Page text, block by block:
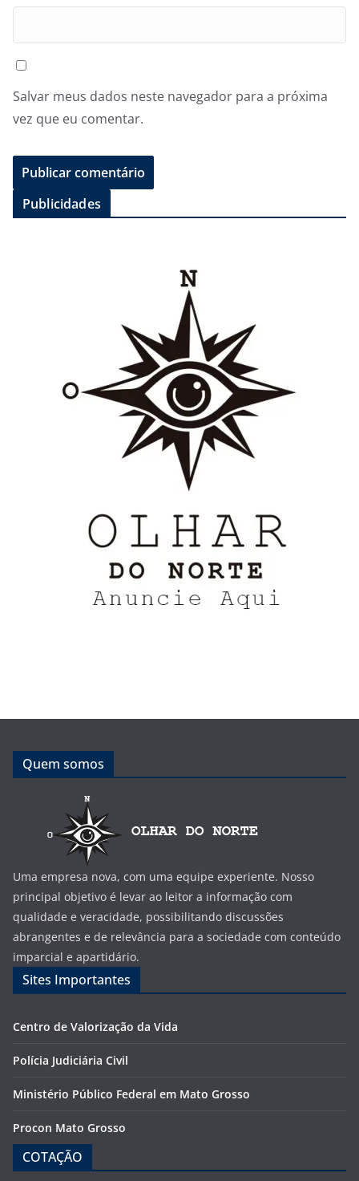
Salvar meus dados neste navegador para a próxima
vez que eu comentar.
Publicidades
Quem somos
Uma empresa nova, com uma equipe experiente. Nosso
principal objetivo é levar ao leitor a informação com
qualidade e veracidade, possibilitando discussões
abrangentes e de relevância para a sociedade com conteúdo
imparcial e apartidário.
Sites Importantes
Centro de Valorização da Vida
Polícia Judiciária Civil
Ministério Público Federal em Mato Grosso
Procon Mato Grosso
COTAÇÃO